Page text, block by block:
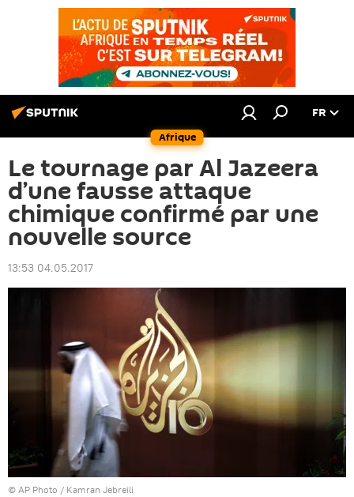
Afrique
FR
Le tournage par Al Jazeera
d’une fausse attaque
chimique confirmé par une
nouvelle source
13:53 04.05.2017
© AP Photo / Kamran Jebreili